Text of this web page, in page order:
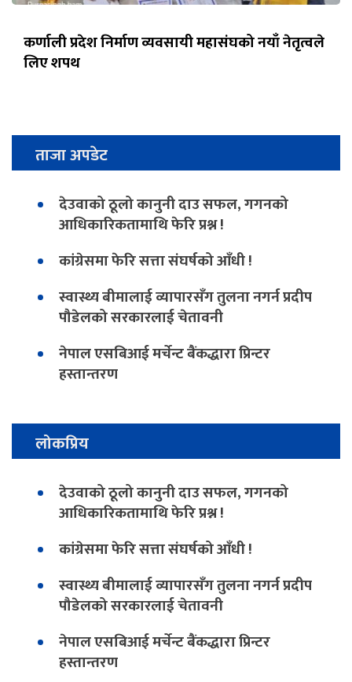
कर्णाली प्रदेश निर्माण व्यवसायी महासंघको नयाँ नेतृत्वले
लिए शपथ
ताजा अपडेट
देउवाको ठूलो कानुनी दाउ सफल, गगनको
आधिकारिकतामाथि फेरि प्रश्न !
कांग्रेसमा फेरि सत्ता संघर्षको आँधी !
स्वास्थ्य बीमालाई व्यापारसँग तुलना नगर्न प्रदीप
पौडेलको सरकारलाई चेतावनी
नेपाल एसबिआई मर्चेन्ट बैंकद्धारा प्रिन्टर
हस्तान्तरण
लोकप्रिय
देउवाको ठूलो कानुनी दाउ सफल, गगनको
आधिकारिकतामाथि फेरि प्रश्न !
कांग्रेसमा फेरि सत्ता संघर्षको आँधी !
स्वास्थ्य बीमालाई व्यापारसँग तुलना नगर्न प्रदीप
पौडेलको सरकारलाई चेतावनी
नेपाल एसबिआई मर्चेन्ट बैंकद्धारा प्रिन्टर
हस्तान्तरण